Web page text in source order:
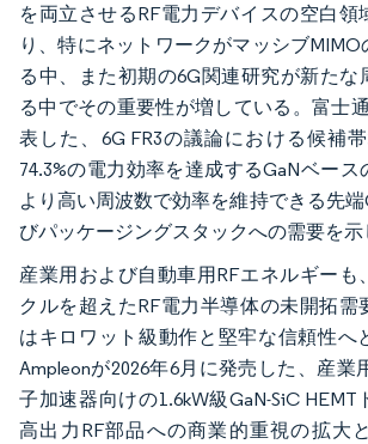
を両立させるRF電力デバイスの空白領
り、特にネットワークがマッシブ
る中、また初期の6G関連研究が新たな
る中でその重要性が増している。富士
表した、6G FR3の議論における候補
74.3%の電力効率を達成するGaNベース
より高い周波数で効率を維持できる先端
びパッケージングスタックへの需要を示
産業用および自動車用RFエネルギーも
クルを超えたRF電力半導体の未開拓需
はキロワット級動作と堅牢な信頼性へ
Ampleonが2026年6月に発売した、産業
子加速器向けの1.6kW級GaN-SiC HEMT
高出力RF部品への商業的重視の拡大